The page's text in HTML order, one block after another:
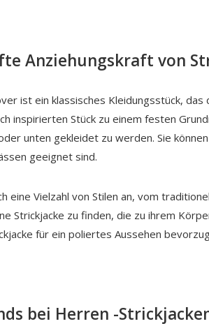
Anziehungskraft von
ist ein klassisches Kleidungsstück,
inspirierten Stück zu einem festen
unten gekleidet zu werden. Sie
geeignet sind.
eine Vielzahl von Stilen an, vom
Strickjacke zu finden, die zu ihrem
für ein poliertes Aussehen
bei Herren -